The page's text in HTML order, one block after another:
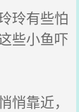
玲有些怕
些小鱼吓
悄靠近，